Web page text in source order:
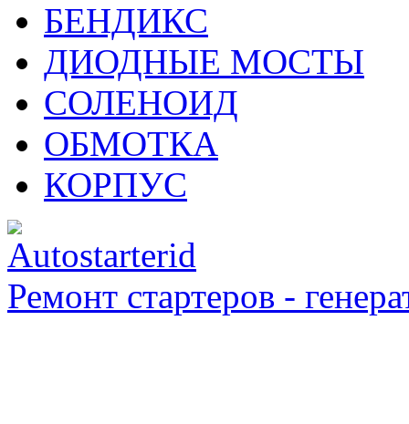
БЕНДИКС
ДИОДНЫЕ МОСТЫ
СОЛЕНОИД
ОБМОТКА
КОРПУС
Ремонт стартеров -